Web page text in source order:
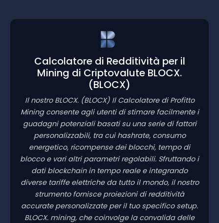
Calcolatore di Redditività per il
Mining di Criptovalute BLOCX.
(BLOCX)
Il nostro BLOCX. (BLOCX)Il Calcolatore di Profitto
Mining consente agli utenti di stimare facilmente i
guadagni potenziali basati su una serie di fattori
personalizzabili, tra cui hashrate, consumo
energetico, ricompense dei blocchi, tempo di
blocco e vari altri parametri regolabili. Sfruttando i
dati blockchain in tempo reale e integrando
diverse tariffe elettriche da tutto il mondo, il nostro
strumento fornisce proiezioni di redditività
accurate personalizzate per il tuo specifico setup.
BLOCX. mining, che coinvolge la convalida delle